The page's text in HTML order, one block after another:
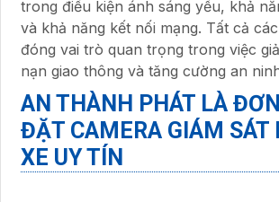
trong điều kiện ánh sáng yếu, khả
và khả năng kết nối mạng. Tất cả
đóng vai trò quan trọng trong việc
nạn giao thông và tăng cường an
AN THÀNH PHÁT LÀ
ĐẶT CAMERA GIÁM SÁT
XE UY TÍN